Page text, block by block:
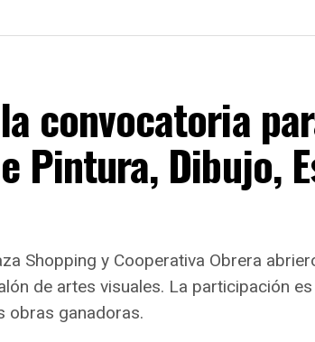
convocatoria
Pintura, Dibujo,
Shopping y Cooperativa Obrera
de artes visuales. La participación
obras ganadoras.